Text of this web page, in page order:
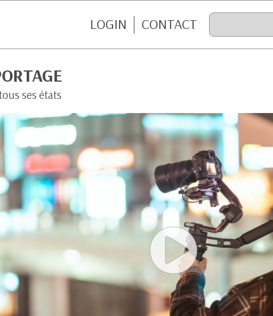
LOGIN CONTACT
ses états